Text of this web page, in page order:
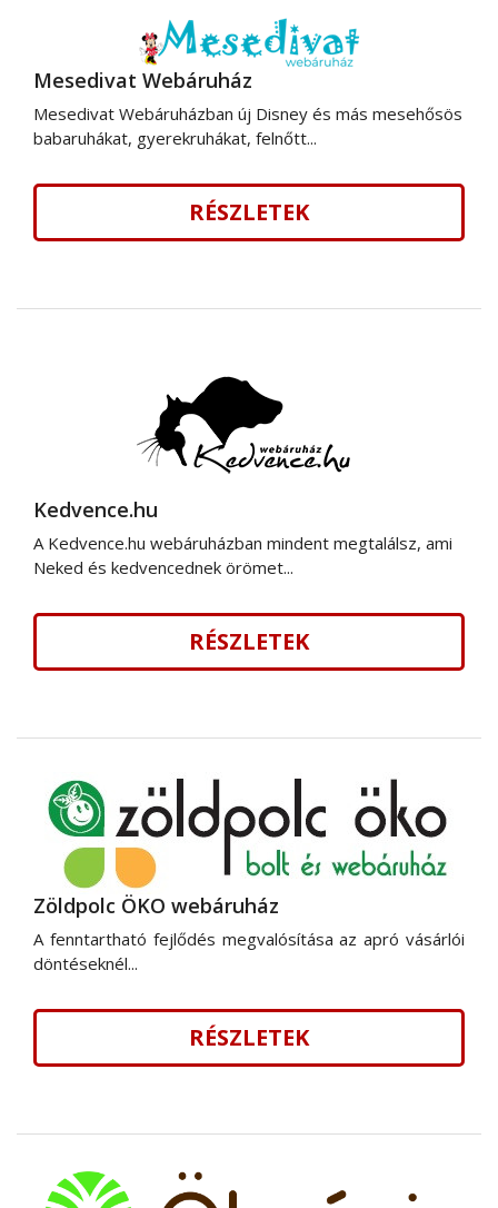
Mesedivat Webáruház
Mesedivat Webáruházban új Disney és más mesehősös
babaruhákat, gyerekruhákat, felnőtt...
RÉSZLETEK
Kedvence.hu
A Kedvence.hu webáruházban mindent megtalálsz, ami
Neked és kedvencednek örömet...
RÉSZLETEK
Zöldpolc ÖKO webáruház
A fenntartható fejlődés megvalósítása az apró vásárlói
döntéseknél...
RÉSZLETEK